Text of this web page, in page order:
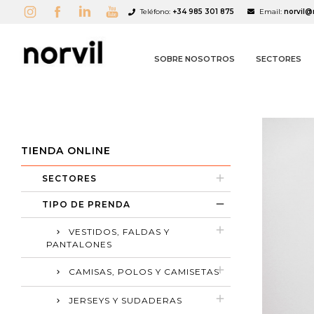
Teléfono: +34 985 301 875 Email:
SOBRE NOSOTROS SECTORES
TIENDA ONLINE
SECTORES
TIPO DE PRENDA
VESTIDOS, FALDAS Y
PANTALONES
CAMISAS, POLOS Y CAMISETAS
JERSEYS Y SUDADERAS